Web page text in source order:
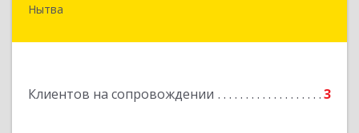
Нытва
Клиентов на сопровождении 3